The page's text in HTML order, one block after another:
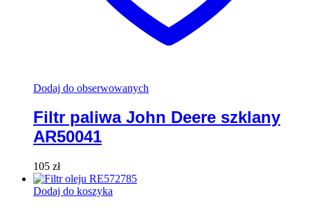
Dodaj do obserwowanych
Filtr paliwa John Deere szklany
AR50041
105 zł
Dodaj do koszyka